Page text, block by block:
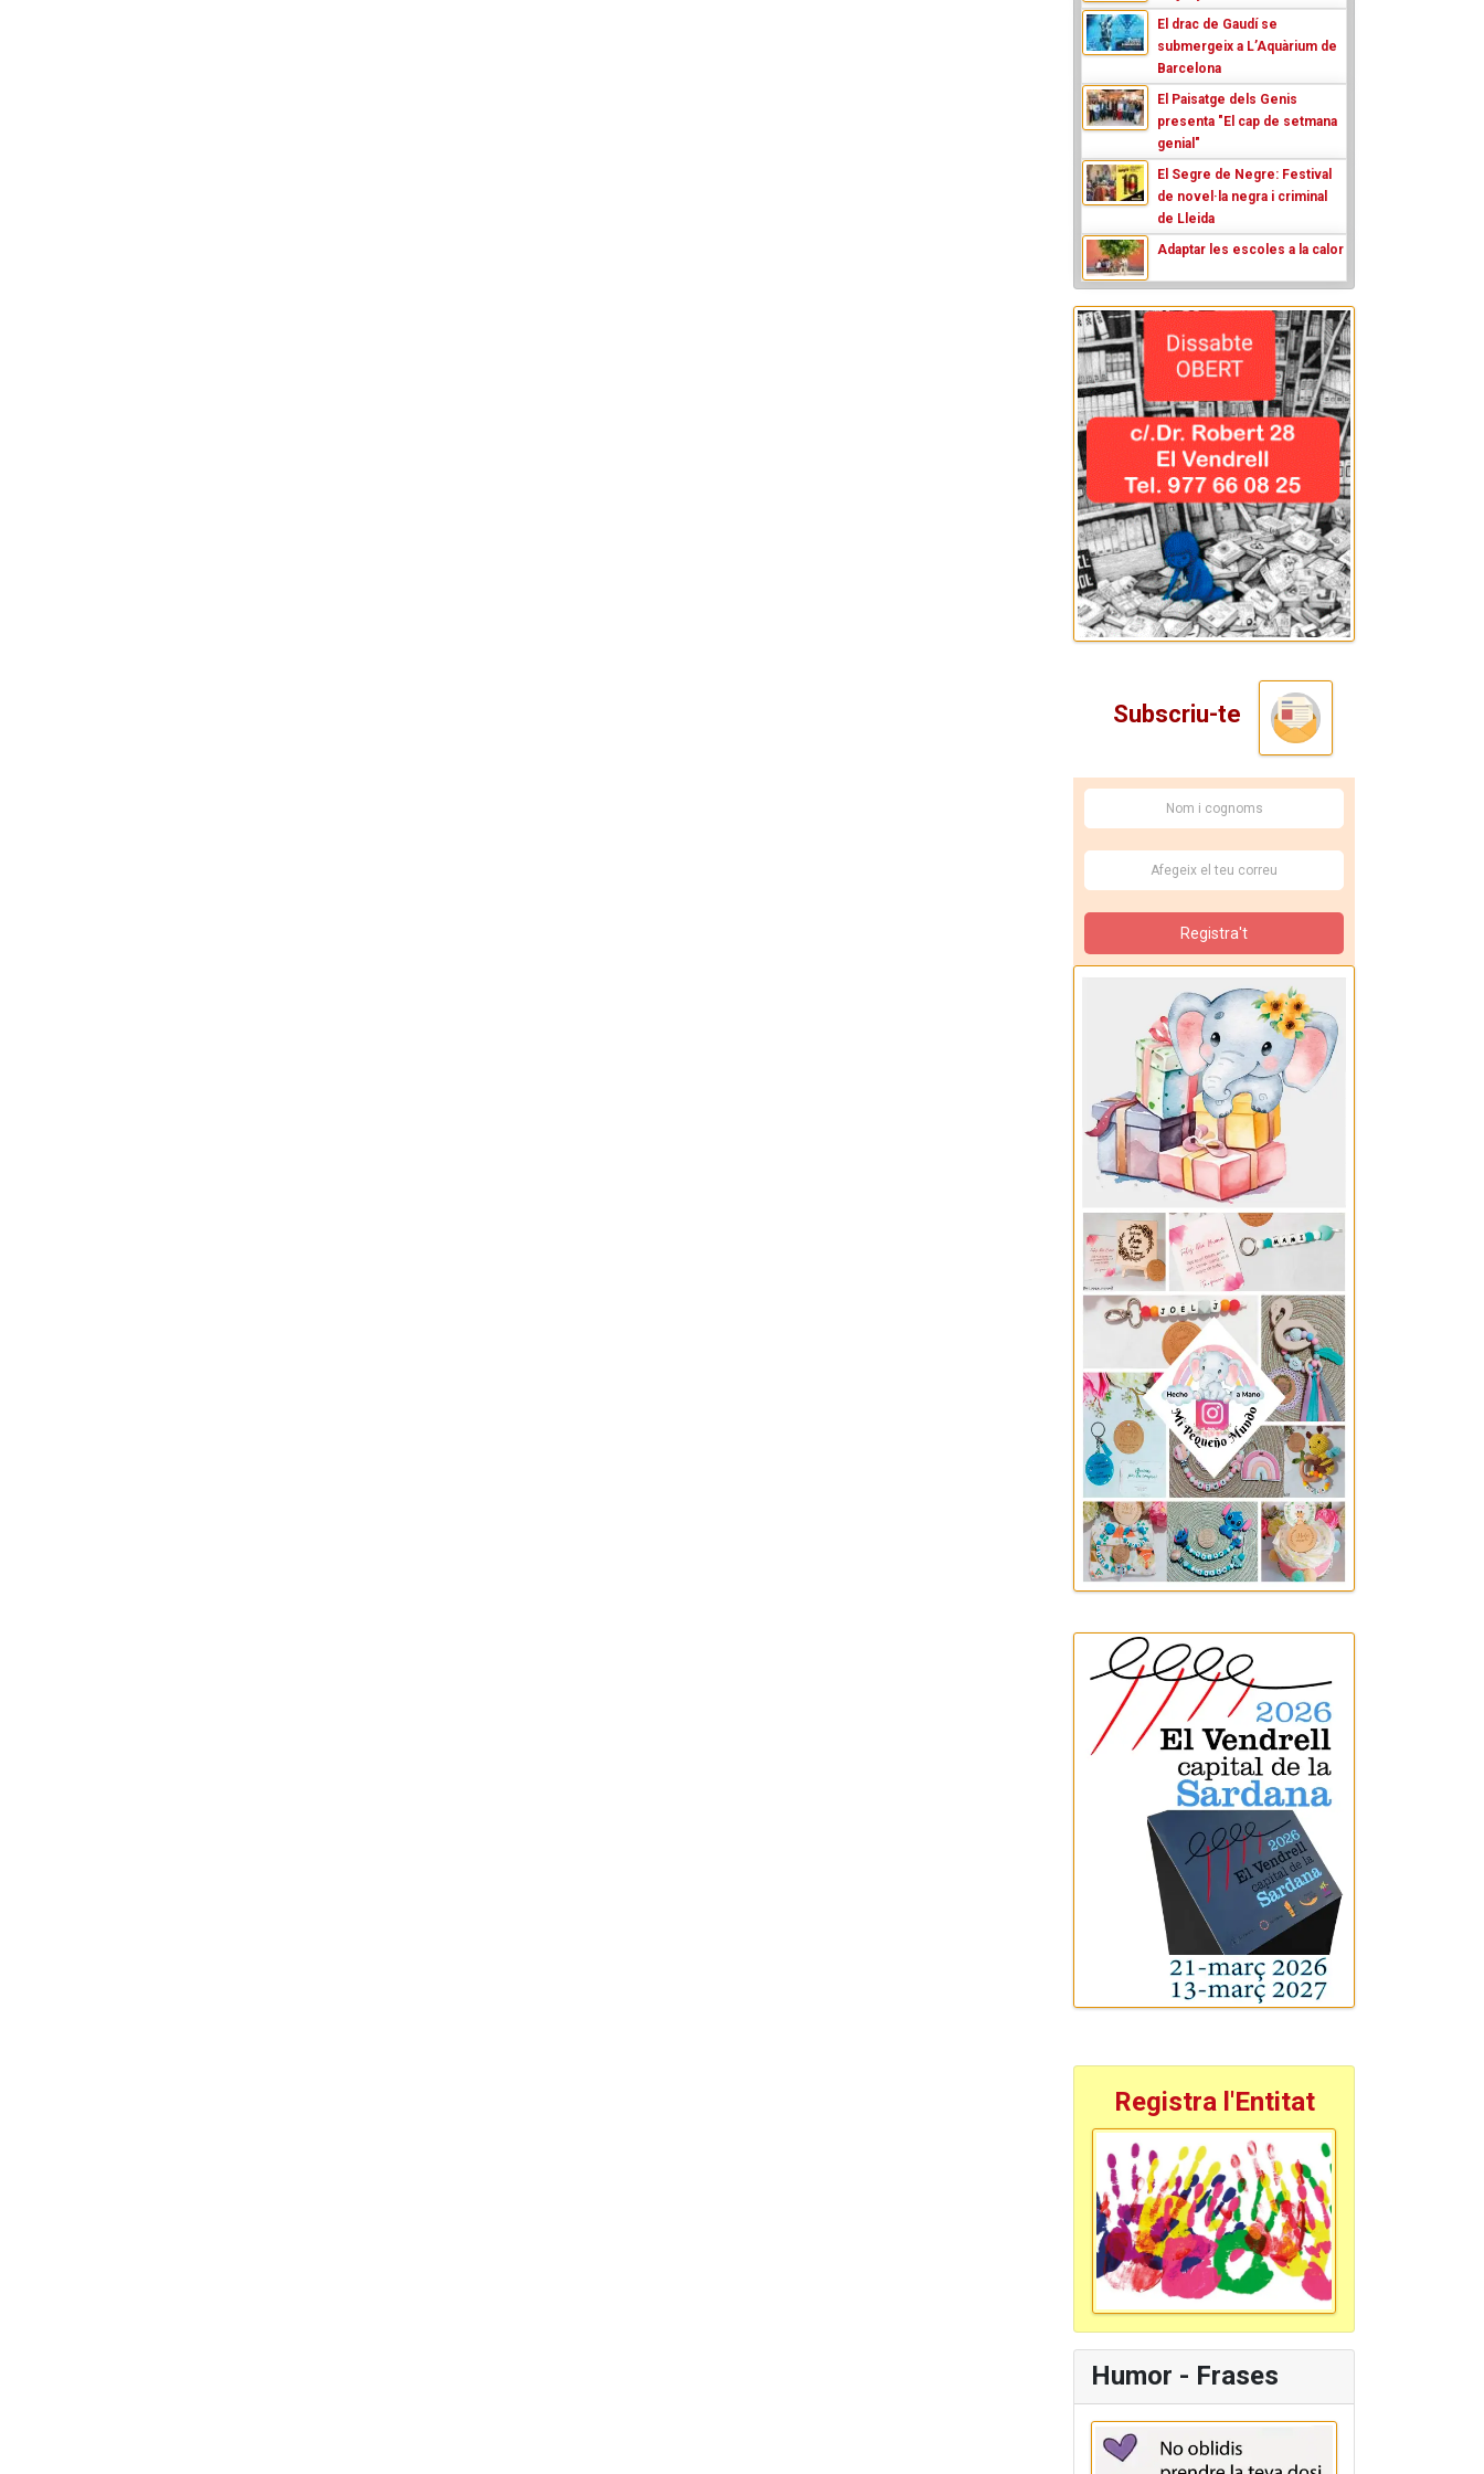
El drac de Gaudí se
submergeix a L’Aquàrium de
Barcelona
El Paisatge dels Genis
presenta "El cap de setmana
genial"
El Segre de Negre: Festival
de novel·la negra i criminal
de Lleida
Adaptar les escoles a la calor
Subscriu-te
Registra't
Registra l'Entitat
Humor - Frases